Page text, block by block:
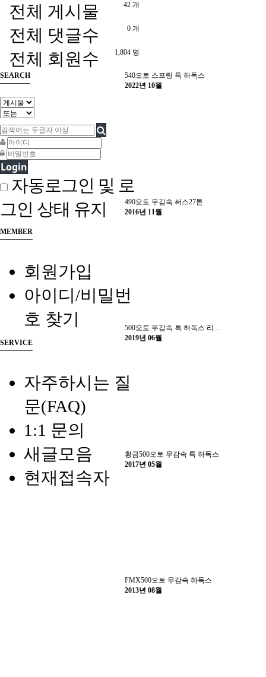
540오토 스프링 특 하독스
2022년 10월
490오토 무감속 써스27톤
2016년 11월
500오토 무감속 특 하독스 리콜완료
2019년 06월
황금500오토 무감속 특 하독스
2017년 05월
FMX500오토 무감속 하독스
2013년 08월
42 개
전체 게시물
0 개
전체 댓글수
1,804 명
전체 회원수
SEARCH
Login
자동로그인 및 로
그인 상태 유지
MEMBER
회원가입
아이디/비밀번
호 찾기
SERVICE
자주하시는 질
문(FAQ)
1:1 문의
새글모음
현재접속자